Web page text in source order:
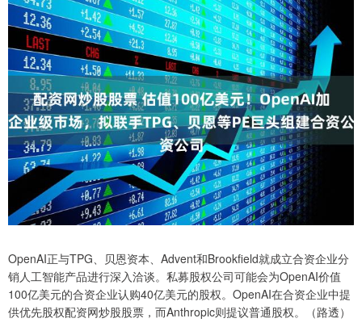
OpenAI正与TPG、贝恩资本、Advent和Brookfield就成立合资企业分
销人工智能产品进行深入洽谈。私募股权公司可能会为OpenAI价值
100亿美元的合资企业认购40亿美元的股权。OpenAI在合资企业中提
供优先股权配资网炒股股票，而Anthropic则提议普通股权。（路透）